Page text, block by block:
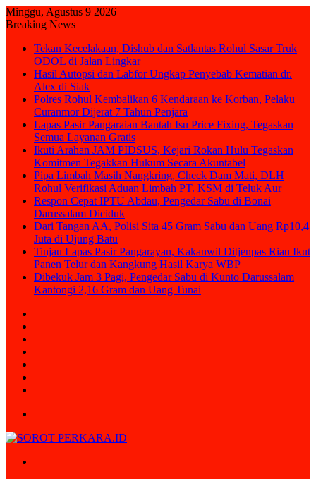
Minggu, Agustus 9 2026
Breaking News
Tekan Kecelakaan, Dishub dan Satlantas Rohul Sasar Truk
ODOL di Jalan Lingkar
Hasil Autopsi dan Labfor Ungkap Penyebab Kematian dr.
Alex di Siak
Polres Rohul Kembalikan 6 Kendaraan ke Korban, Pelaku
Curanmor Dijerat 7 Tahun Penjara
Lapas Pasir Pangaraian Bantah Isu Price Fixing, Tegaskan
Semua Layanan Gratis
Ikuti Arahan JAM PIDSUS, Kejari Rokan Hulu Tegaskan
Komitmen Tegakkan Hukum Secara Akuntabel
Pipa Limbah Masih Nangkring, Check Dam Mati, DLH
Rohul Verifikasi Aduan Limbah PT. KSM di Teluk Aur
Respon Cepat IPTU Abdau, Pengedar Sabu di Bonai
Darussalam Diciduk
Dari Tangan AA, Polisi Sita 45 Gram Sabu dan Uang Rp10,4
Juta di Ujung Batu
Tinjau Lapas Pasir Pangarayan, Kakanwil Ditjenpas Riau Ikut
Panen Telur dan Kangkung Hasil Karya WBP
Dibekuk Jam 3 Pagi, Pengedar Sabu di Kunto Darussalam
Kantongi 2,16 Gram dan Uang Tunai